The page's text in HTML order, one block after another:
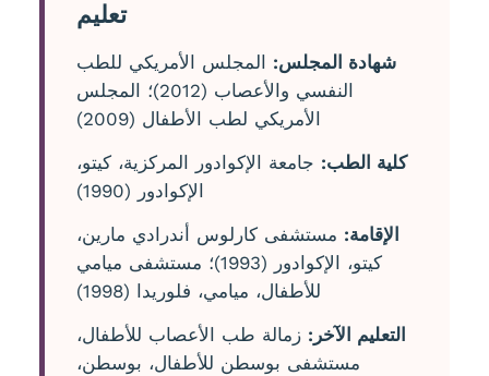
تعليم
شهادة المجلس: المجلس الأمريكي للطب
النفسي والأعصاب (2012)؛ المجلس
الأمريكي لطب الأطفال (2009)
كلية الطب: جامعة الإكوادور المركزية، كيتو،
الإكوادور (1990)
الإقامة: مستشفى كارلوس أندرادي مارين،
كيتو، الإكوادور (1993)؛ مستشفى ميامي
للأطفال، ميامي، فلوريدا (1998)
التعليم الآخر: زمالة طب الأعصاب للأطفال،
مستشفى بوسطن للأطفال، بوسطن،